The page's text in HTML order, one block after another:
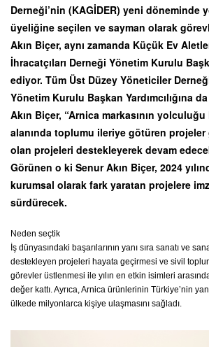
Derneği’nin (KAGİDER) yeni döneminde
üyeliğine seçilen ve sayman olarak
Akın Biçer, aynı zamanda Küçük Ev
İhracatçıları Derneği Yönetim Kurulu
ediyor. Tüm Üst Düzey Yöneticiler
Yönetim Kurulu Başkan Yardımcılığına
Akın Biçer, “Arnica markasının yolculuğu
alanında toplumu ileriye götüren
olan projeleri destekleyerek devam
Görünen o ki Senur Akın Biçer, 2024
kurumsal olarak fark yaratan projelere
sürdürecek.
Neden seçtik
İş dünyasındaki başarılarının yanı sıra sanatı ve
destekleyen projeleri hayata geçirmesi ve sivil
görevler üstlenmesi ile yılın en etkin isimleri
değer kattı. Ayrıca, Arnica ürünlerinin Türkiye’nin
ülkede milyonlarca kişiye ulaşmasını sağladı.